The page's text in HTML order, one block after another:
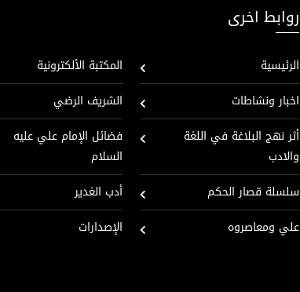
روابط اخرى
الرئيسية
اخبار ونشاطات
أثر نهج البلاغة في اللغة
والادب
سلسلة قصار الحكم
علي ومعاصروه
المكتبة الألكترونية
الشريف الرضي
فضائل الإمام علي عليه
السلام
أدب الغدير
الإصدارات